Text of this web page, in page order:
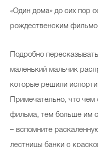
«Один дома» до сих пор
рождественским
Подробно
маленький мальчик
которые решили
Примечательно, что
фильма, тем больше им
– вспомните
лестницы банки с